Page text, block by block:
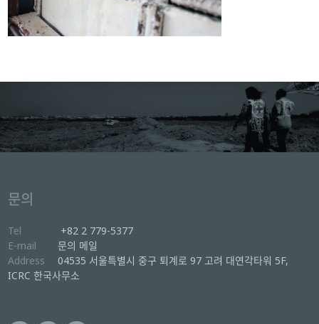
문의
Tel
+82 2 779-5377
E-mail
문의 메일
Address
04535 서울특별시 중구 퇴계로 97 고려 대연각타워 5F,
ICRC 한국사무소